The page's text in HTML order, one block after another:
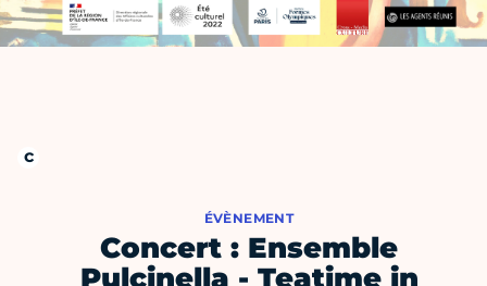
ÉVÈNEMENT
Concert : Ensemble
Pulcinella - Teatime in